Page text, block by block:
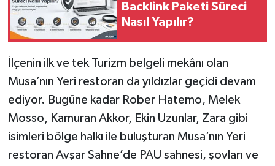
Backlink Paketi Süreci
Nasıl Yapılır?
İlçenin ilk ve tek Turizm belgeli mekânı olan
Musa’nın Yeri restoran da yıldızlar geçidi devam
ediyor. Bugüne kadar Rober Hatemo, Melek
Mosso, Kamuran Akkor, Ekin Uzunlar, Zara gibi
isimleri bölge halkı ile buluşturan Musa’nın Yeri
restoran Avşar Sahne’de PAU sahnesi, şovları ve